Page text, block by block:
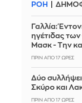
ΡΟΗ
Γαλλία:
ηγέτιδας
Μασκ - Την
ΠΡΙΝ ΑΠΌ 17 ΏΡΕΣ
Δύο
Σκύρο και
ΠΡΙΝ ΑΠΌ 17 ΏΡΕΣ